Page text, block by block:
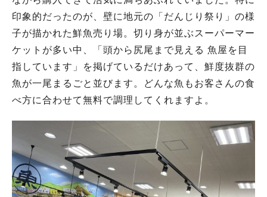
印象的だったのが、壁に地元の「だんじり祭り」の様
子が描かれた鮮魚売り場。切り身が並ぶスーパーマー
ケットが多い中、「頭から尻尾まで見える 魚屋を目
指しています」を掲げているだけあって、鮮度抜群の
魚が一尾まるごと並びます。どんな魚もお客さんの食
べ方に合わせて無料で調理してくれますよ。